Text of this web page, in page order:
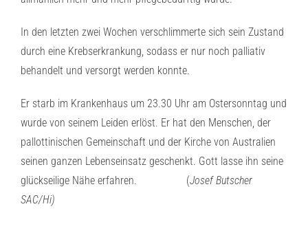
In den letzten zwei Wochen verschlimmerte sich sein Zustand
durch eine Krebserkrankung, sodass er nur noch palliativ
behandelt und versorgt werden konnte.
Er starb im Krankenhaus um 23.30 Uhr am Ostersonntag und
wurde von seinem Leiden erlöst. Er hat den Menschen, der
pallottinischen Gemeinschaft und der Kirche von Australien
seinen ganzen Lebenseinsatz geschenkt. Gott lasse ihn seine
glückseilige Nähe erfahren. (Josef Butscher
SAC/Hi)